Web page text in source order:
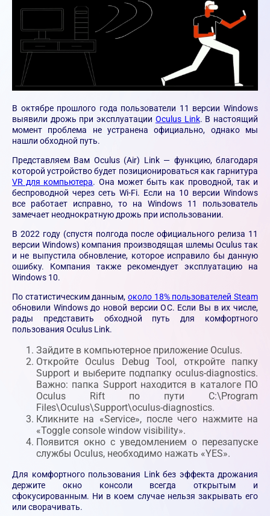
В октябре прошлого года пользователи 11 версии Windows
выявили дрожь при эксплуатации Oculus Link. В настоящий
момент проблема не устранена официально, однако мы
нашли обходной путь.
Представляем Вам Oculus (Air) Link — функцию, благодаря
которой устройство будет позиционироваться как гарнитура
VR для компьютера. Она может быть как проводной, так и
беспроводной через сеть Wi-Fi. Если на 10 версии Windows
все работает исправно, то на Windows 11 пользователь
замечает неоднократную дрожь при использовании.
В 2022 году (спустя полгода после официального релиза 11
версии Windows) компания производящая шлемы Oculus так
и не выпустила обновление, которое исправило бы данную
ошибку. Компания также рекомендует эксплуатацию на
Windows 10.
По статистическим данным, около 18% пользователей Steam
обновили Windows до новой версии ОС. Если Вы в их числе,
рады представить обходной путь для комфортного
пользования Oculus Link.
Зайдите в компьютерное приложение Oculus.
Откройте Oculus Debug Tool, откройте папку
Support и выберите подпапку oculus-diagnostics.
Важно: папка Support находится в каталоге ПО
Oculus Rift по пути C:\Program
Files\Oculus\Support\oculus-diagnostics.
Кликните на «Service», после чего нажмите на
«Toggle console window visibility».
Появится окно с уведомлением о перезапуске
службы Oculus, необходимо нажать «YES».
Для комфортного пользования Link без эффекта дрожания
держите окно консоли всегда открытым и
сфокусированным. Ни в коем случае нельзя закрывать его
или сворачивать.